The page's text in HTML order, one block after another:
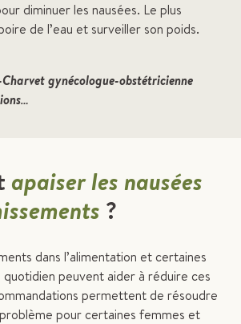
diminuer les nausées. Le plus
de l’eau et surveiller son poids.
gynécologue-obstétricienne
apaiser les nausées
?
dans l’alimentation et certaines
quotidien peuvent aider à réduire ces
permettent de résoudre
pour certaines femmes et